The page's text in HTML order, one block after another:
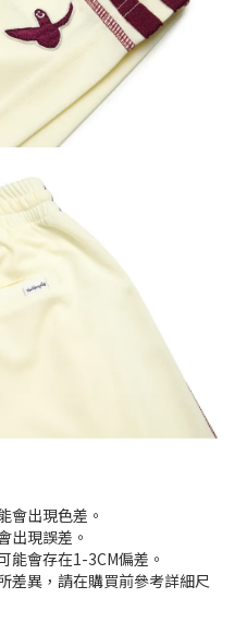
會出現色差。
出現誤差。
能會存在1-3CM偏差。
差異，請在購買前參考詳細尺